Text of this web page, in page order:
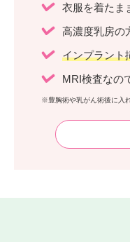
衣服を着たま
高濃度乳房の
インプラント
MRI検査なの
※豊胸術や乳がん術後に入れ